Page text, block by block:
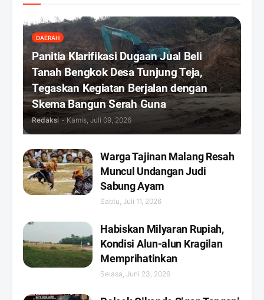
DAERAH
Panitia Klarifikasi Dugaan Jual Beli
Tanah Bengkok Desa Tunjung Teja,
Tegaskan Kegiatan Berjalan dengan
Skema Bangun Serah Guna
Redaksi - Kamis, Juli 09, 2026
Warga Tajinan Malang Resah
Muncul Undangan Judi
Sabung Ayam
Sabtu, Juli 11, 2026
Habiskan Milyaran Rupiah,
Kondisi Alun-alun Kragilan
Memprihatinkan
Selasa, Juni 23, 2026